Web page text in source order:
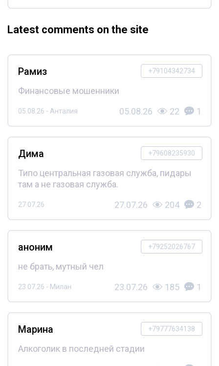
Latest comments on the site
+79104342734
Рамиз
Финансовые мошенники
05.08.26 - Анталия 05.08.26 22 1
+79608235930
Дима
Типо центральная газовая служба, пидары
там а не газовая служба.
27.07.26 27.07.26 204 2
+79252026767
аноним
не брать, мутный чел
23.07.26 - Милан 23.07.26 185 1
+79777634138
Марина
Алкоголик в последней стадии